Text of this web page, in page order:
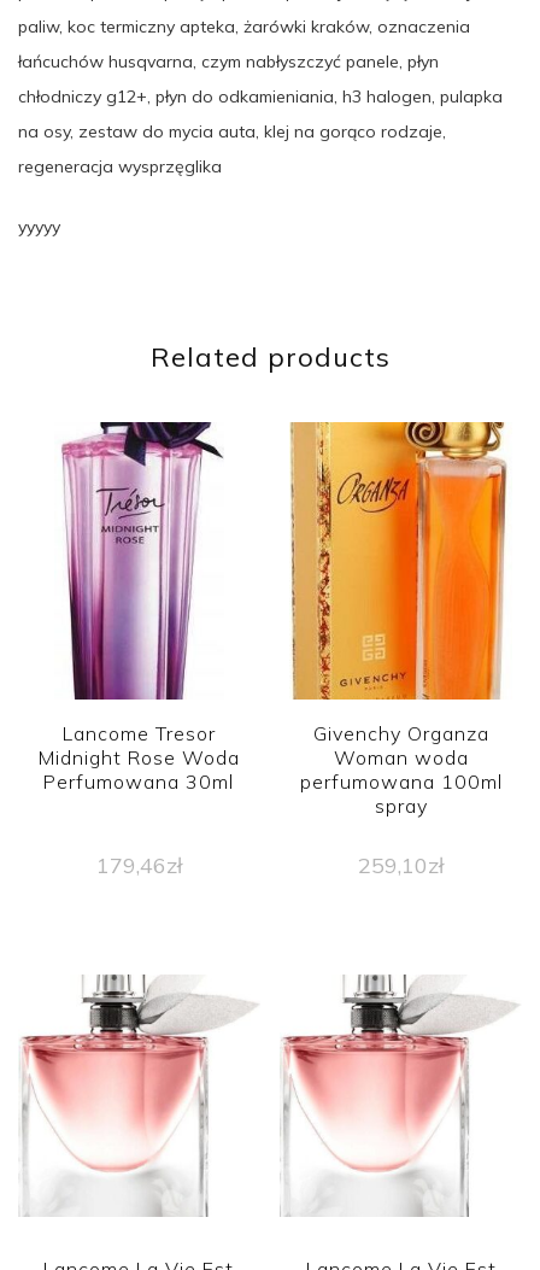
paliw, koc termiczny apteka, żarówki kraków, oznaczenia
łańcuchów husqvarna, czym nabłyszczyć panele, płyn
chłodniczy g12+, płyn do odkamieniania, h3 halogen, pulapka
na osy, zestaw do mycia auta, klej na gorąco rodzaje,
regeneracja wysprzęglika
yyyyy
Related products
Lancome Tresor
Midnight Rose Woda
Perfumowana 30ml
179,46zł
Givenchy Organza
Woman woda
perfumowana 100ml
spray
259,10zł